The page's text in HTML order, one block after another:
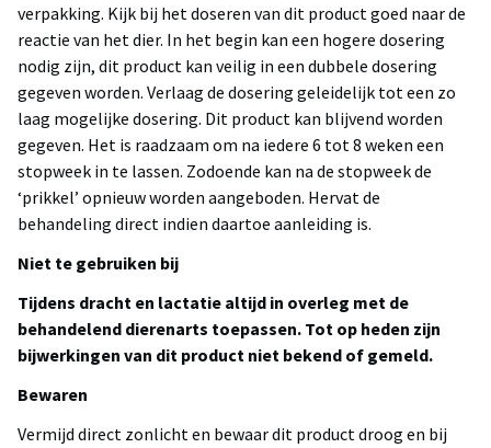
verpakking. Kijk bij het doseren van dit product goed naar de
reactie van het dier. In het begin kan een hogere dosering
nodig zijn, dit product kan veilig in een dubbele dosering
gegeven worden. Verlaag de dosering geleidelijk tot een zo
laag mogelijke dosering. Dit product kan blijvend worden
gegeven. Het is raadzaam om na iedere 6 tot 8 weken een
stopweek in te lassen. Zodoende kan na de stopweek de
‘prikkel’ opnieuw worden aangeboden. Hervat de
behandeling direct indien daartoe aanleiding is.
Niet te gebruiken bij
Tijdens dracht en lactatie altijd in overleg met de
behandelend dierenarts toepassen. Tot op heden zijn
bijwerkingen van dit product niet bekend of gemeld.
Bewaren
Vermijd direct zonlicht en bewaar dit product droog en bij